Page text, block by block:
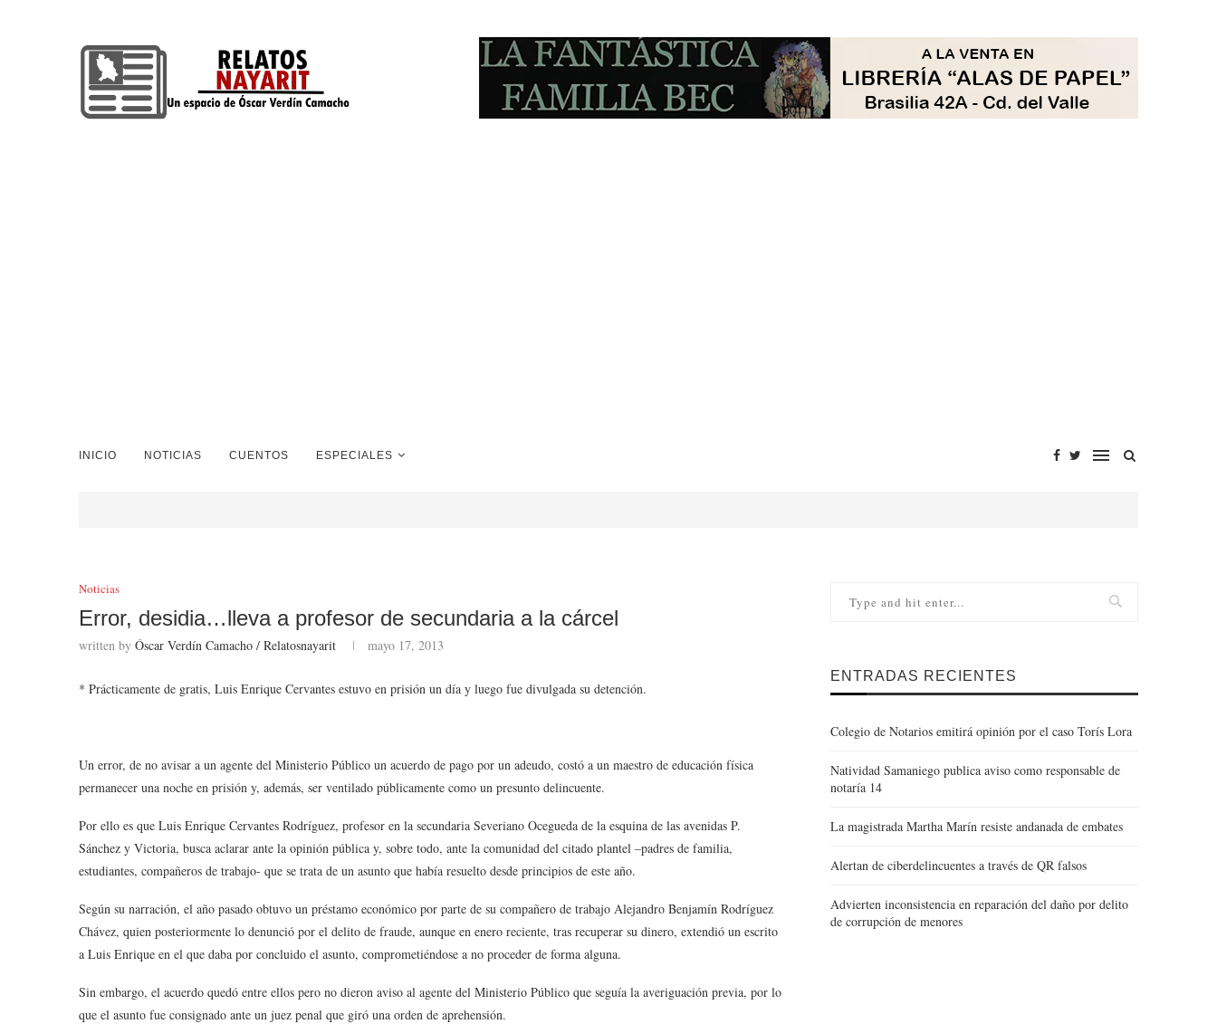
INICIO NOTICIAS CUENTOS ESPECIALES
Noticias
Error, desidia…lleva a profesor de secundaria a la cárcel
written by Óscar Verdín Camacho / Relatosnayarit mayo 17, 2013
* Prácticamente de gratis, Luis Enrique Cervantes estuvo en prisión un día y luego fue divulgada su detención.
Un error, de no avisar a un agente del Ministerio Público un acuerdo de pago por un adeudo, costó a un maestro de educación física
permanecer una noche en prisión y, además, ser ventilado públicamente como un presunto delincuente.
Por ello es que Luis Enrique Cervantes Rodríguez, profesor en la secundaria Severiano Ocegueda de la esquina de las avenidas P.
Sánchez y Victoria, busca aclarar ante la opinión pública y, sobre todo, ante la comunidad del citado plantel –padres de familia,
estudiantes, compañeros de trabajo- que se trata de un asunto que había resuelto desde principios de este año.
Según su narración, el año pasado obtuvo un préstamo económico por parte de su compañero de trabajo Alejandro Benjamín Rodríguez
Chávez, quien posteriormente lo denunció por el delito de fraude, aunque en enero reciente, tras recuperar su dinero, extendió un escrito
a Luis Enrique en el que daba por concluido el asunto, comprometiéndose a no proceder de forma alguna.
Sin embargo, el acuerdo quedó entre ellos pero no dieron aviso al agente del Ministerio Público que seguía la averiguación previa, por lo
que el asunto fue consignado ante un juez penal que giró una orden de aprehensión.
ENTRADAS RECIENTES
Colegio de Notarios emitirá opinión por el caso Torís Lora
Natividad Samaniego publica aviso como responsable de
notaría 14
La magistrada Martha Marín resiste andanada de embates
Alertan de ciberdelincuentes a través de QR falsos
Advierten inconsistencia en reparación del daño por delito
de corrupción de menores